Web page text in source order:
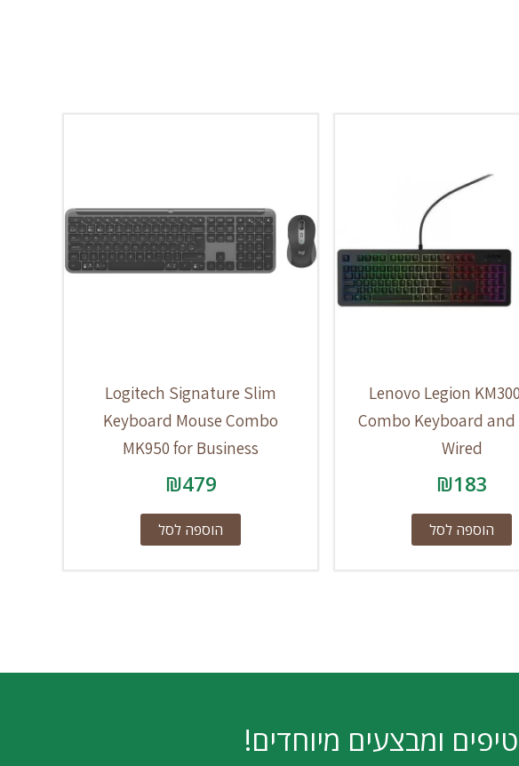
Lenovo Legion
Combo Keyboard and
Wired
₪183
הוספה לסל
Logitech Signature Slim
Keyboard Mouse Combo
MK950 for Business
₪479
הוספה לסל
ומבצעים מיוחדים!